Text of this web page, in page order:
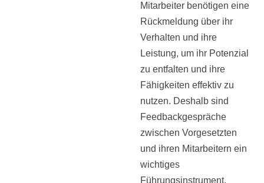
Mitarbeiter benötigen eine
Rückmeldung über ihr
Verhalten und ihre
Leistung, um ihr Potenzial
zu entfalten und ihre
Fähigkeiten effektiv zu
nutzen. Deshalb sind
Feedbackgespräche
zwischen Vorgesetzten
und ihren Mitarbeitern ein
wichtiges
Führungsinstrument.